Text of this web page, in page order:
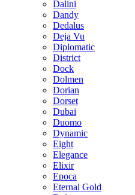
Dalini
Dandy
Dedalus
Deja Vu
Diplomatic
District
Dock
Dolmen
Dorian
Dorset
Dubai
Duomo
Dynamic
Eight
Elegance
Elixir
Epoca
Eternal Gold